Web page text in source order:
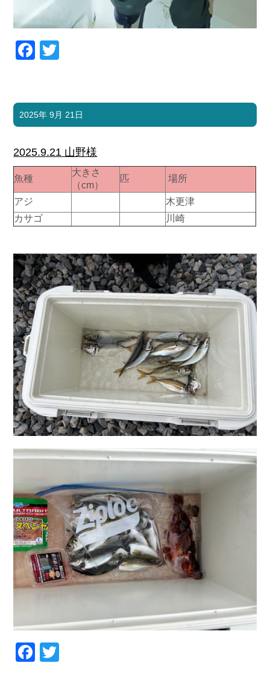
Facebook
2025年 9月 21日
2025.9.21 山野様
魚種
大きさ
（cm）
匹 場所
アジ
木更津
カサゴ
川崎
Facebook